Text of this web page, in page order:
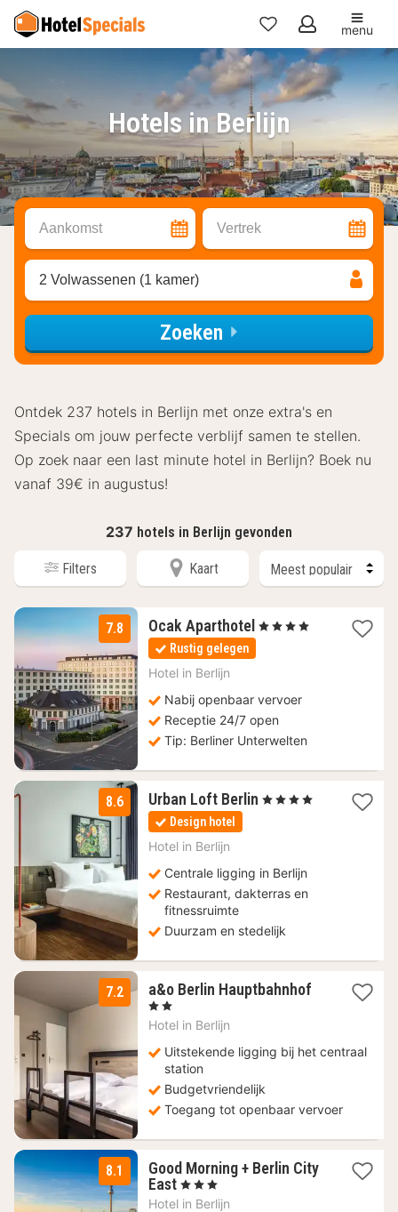
Mijn
favorieten
menu
Hotels in Berlijn
Aankomst Vertrek
2 Volwassenen (1 kamer)
Zoeken
Ontdek 237 hotels in Berlijn met onze extra's en
Specials om jouw perfecte verblijf samen te stellen.
Op zoek naar een last minute hotel in Berlijn? Boek nu
vanaf 39€ in augustus!
237 hotels in Berlijn gevonden
Filters Kaart
7.8 Ocak Aparthotel 1
, 4 Sterren
Rustig gelegen
Hotel in Berlijn
Nabij openbaar vervoer
Receptie 24/7 open
Tip: Berliner Unterwelten
8.6 Urban Loft Berlin 1
, 4 Sterren
Design hotel
Hotel in Berlijn
Centrale ligging in Berlijn
Restaurant, dakterras en
fitnessruimte
Duurzam en stedelijk
7.2 a&o Berlin Hauptbahnhof2
nachten
€
, 2 Sterren
Hotel in Berlijn
Uitstekende ligging bij het centraal
station
Budgetvriendelijk
Toegang tot openbaar vervoer
8.1
Good Morning + Berlin City
East 1
nacht
, 3 Sterren
Hotel in Berlijn